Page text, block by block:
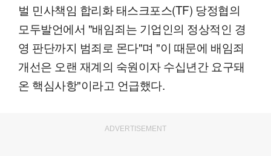
벌 민사책임 합리화 태스크포스(TF) 당정협의
모두발언에서 "배임죄는 기업인의 정상적인 경
영 판단까지 범죄로 몬다"며 "이 때문에 배임죄
개선은 오랜 재계의 숙원이자 수십년간 요구돼
온 핵심사항"이라고 언급했다.
ADVERTISEMENT